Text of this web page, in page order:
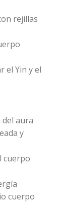
rejillas
el Yin y el
del aura
y
cuerpo
cuerpo